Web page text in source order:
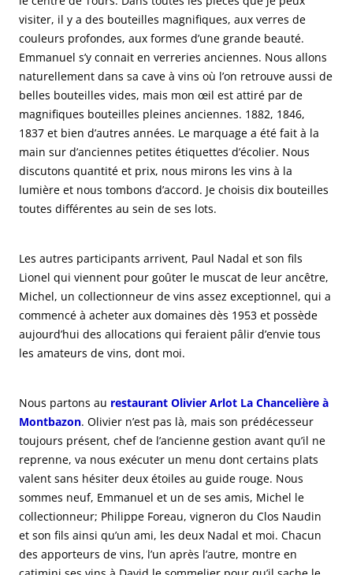
visiter, il y a des bouteilles magnifiques, aux verres de
couleurs profondes, aux formes d’une grande beauté.
Emmanuel s’y connait en verreries anciennes. Nous allons
naturellement dans sa cave à vins où l’on retrouve aussi de
belles bouteilles vides, mais mon œil est attiré par de
magnifiques bouteilles pleines anciennes. 1882, 1846,
1837 et bien d’autres années. Le marquage a été fait à la
main sur d’anciennes petites étiquettes d’écolier. Nous
discutons quantité et prix, nous mirons les vins à la
lumière et nous tombons d’accord. Je choisis dix bouteilles
toutes différentes au sein de ses lots.
Les autres participants arrivent, Paul Nadal et son fils
Lionel qui viennent pour goûter le muscat de leur ancêtre,
Michel, un collectionneur de vins assez exceptionnel, qui a
commencé à acheter aux domaines dès 1953 et possède
aujourd’hui des allocations qui feraient pâlir d’envie tous
les amateurs de vins, dont moi.
Nous partons au restaurant Olivier Arlot La Chancelière à
Montbazon. Olivier n’est pas là, mais son prédécesseur
toujours présent, chef de l’ancienne gestion avant qu’il ne
reprenne, va nous exécuter un menu dont certains plats
valent sans hésiter deux étoiles au guide rouge. Nous
sommes neuf, Emmanuel et un de ses amis, Michel le
collectionneur; Philippe Foreau, vigneron du Clos Naudin
et son fils ainsi qu’un ami, les deux Nadal et moi. Chacun
des apporteurs de vins, l’un après l’autre, montre en